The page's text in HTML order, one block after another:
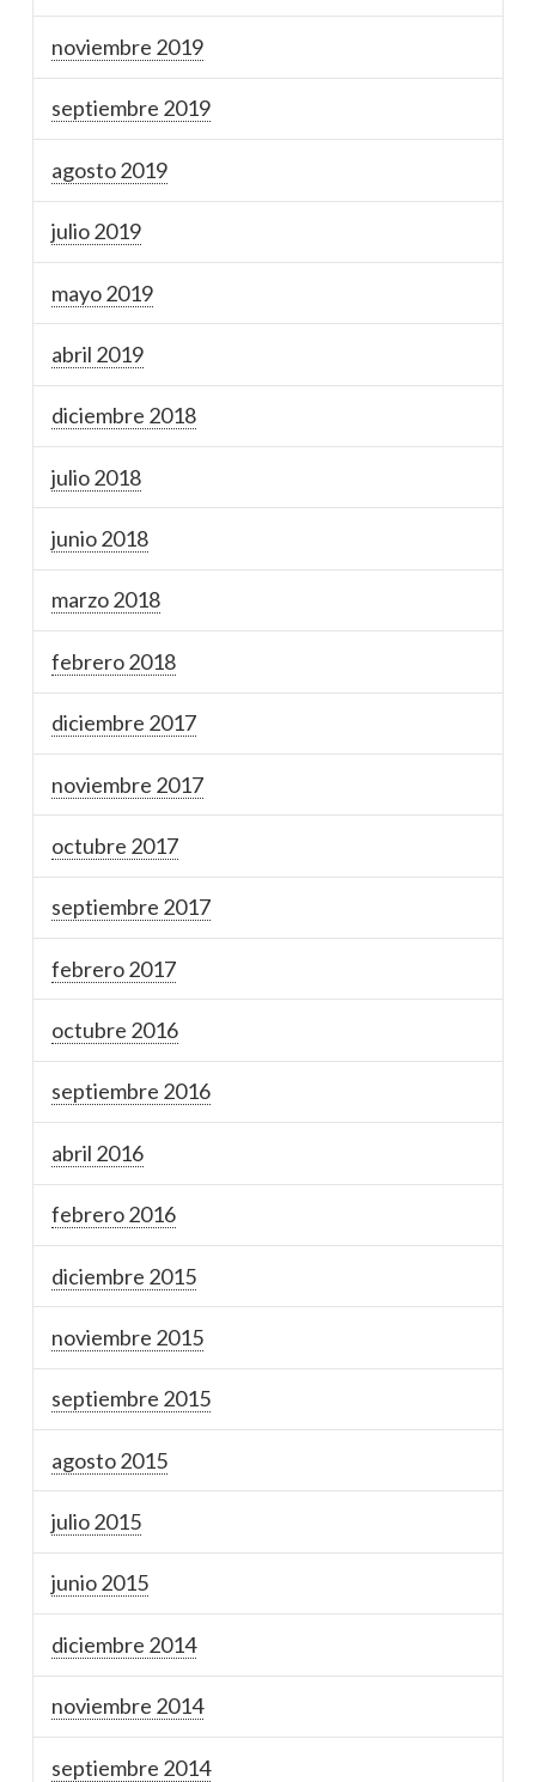
noviembre 2019
septiembre 2019
agosto 2019
julio 2019
mayo 2019
abril 2019
diciembre 2018
julio 2018
junio 2018
marzo 2018
febrero 2018
diciembre 2017
noviembre 2017
octubre 2017
septiembre 2017
febrero 2017
octubre 2016
septiembre 2016
abril 2016
febrero 2016
diciembre 2015
noviembre 2015
septiembre 2015
agosto 2015
julio 2015
junio 2015
diciembre 2014
noviembre 2014
septiembre 2014